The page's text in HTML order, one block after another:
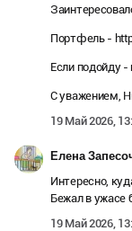
Портфель -
Если подойду -
С уважением,
19 Май 2026,
Елена
Интересно,
Бежал в ужасе
19 Май 2026,